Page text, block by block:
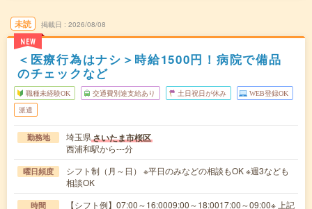
未読
NEW
掲載日 2026/08/08
＜医療行為はナシ＞時給1500円！病院で備品
のチェックなど
職種未経験OK 交通費別途支給あり 土日祝日が休み WEB登録OK
派遣
勤務地 埼玉県さいたま市桜区
西浦和駅から---分
曜日頻度
シフト制（月～日） ※平日のみなどの相談もOK ※週3なども
相談OK
時間
【シフト例】07:00～16:0009:00～18:0017:00～09:00※ 上記